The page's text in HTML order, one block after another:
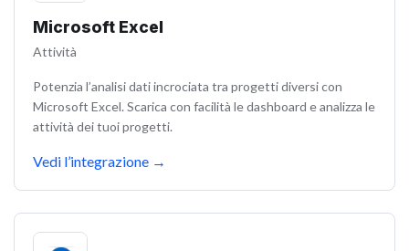
Microsoft Excel
Attività
Potenzia l’analisi dati incrociata tra progetti diversi con
Microsoft Excel. Scarica con facilità le dashboard e analizza le
attività dei tuoi progetti.
Vedi l’integrazione →